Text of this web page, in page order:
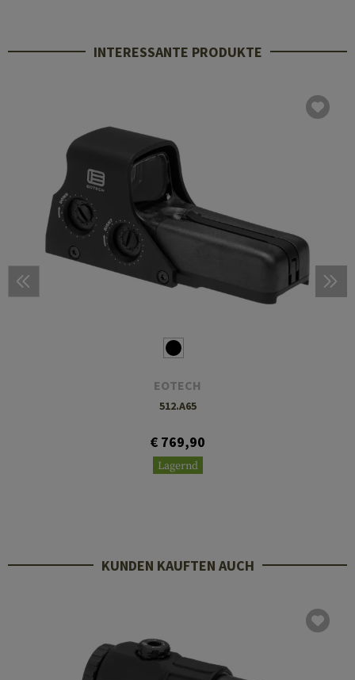
INTERESSANTE PRODUKTE
EOTECH
512.A65
€ 769,90
Lagernd
KUNDEN KAUFTEN AUCH